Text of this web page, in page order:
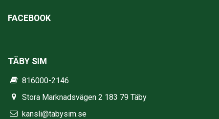
FACEBOOK
TÄBY SIM
816000-2146
Stora Marknadsvägen 2 183 79 Täby
kansli@tabysim.se